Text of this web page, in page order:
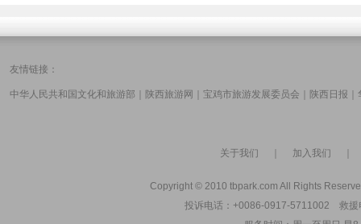
友情链接：
中华人民共和国文化和旅游部 陕西旅游网 宝鸡市旅游发展委员会 陕西日报
关于我们 加入我们
Copyright © 2010 tbpark.com All Rights
投诉电话：+0086-0917-5711002 救